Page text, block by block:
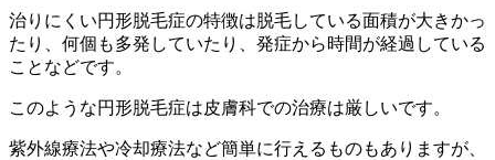
治りにくい円形脱毛症の特徴は脱毛している面積が大きかっ
たり、何個も多発していたり、発症から時間が経過している
ことなどです。
このような円形脱毛症は皮膚科での治療は厳しいです。
紫外線療法や冷却療法など簡単に行えるものもありますが、